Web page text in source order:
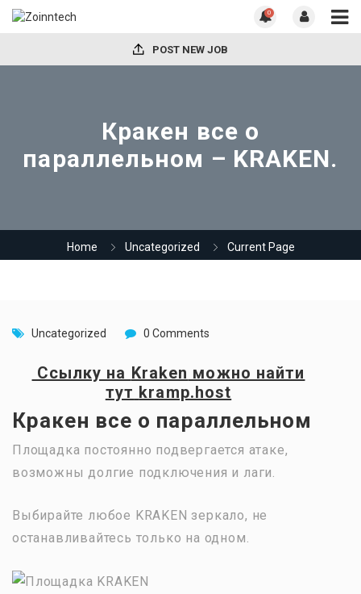
0
POST NEW JOB
Кракен все о
параллельном – KRAKEN.
Home Uncategorized Current Page
Uncategorized 0 Comments
Ссылку на Kraken можно найти
тут kramp.host
Кракен все о параллельном
Площадка постоянно подвергается атаке,
возможны долгие подключения и лаги.
Выбирайте любое KRAKEN зеркало, не
останавливайтесь только на одном.